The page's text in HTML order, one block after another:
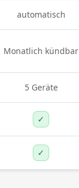
automatisch
Monatlich kündbar
5 Geräte
✓
✓